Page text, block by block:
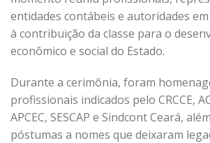
entidades contábeis e autoridades
à contribuição da classe para o
econômico e social do Estado.
Durante a cerimônia, foram
profissionais indicados pelo CRCCE,
APCEC, SESCAP e Sindcont Ceará,
póstumas a nomes que deixaram